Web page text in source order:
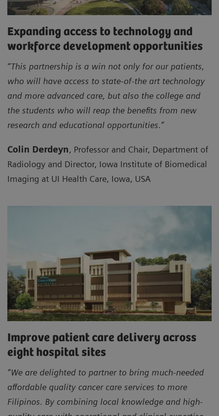
Expanding access to technology and
workforce development opportunities
“This partnership is a win not only for our patients,
who will have access to state-of-the art technology
and more advanced care, but also the college and
the students who will reap the benefits from new
research and educational opportunities.”
Colin Derdeyn, Professor and Chair, Department of
Radiology and Director, Iowa Institute of Biomedical
Imaging at UI Health Care, Iowa, USA
Improve patient care delivery across
eight hospital sites
“We are delighted to partner to bring much-needed
affordable quality cancer care services to more
Filipinos. By combining local knowledge and high-